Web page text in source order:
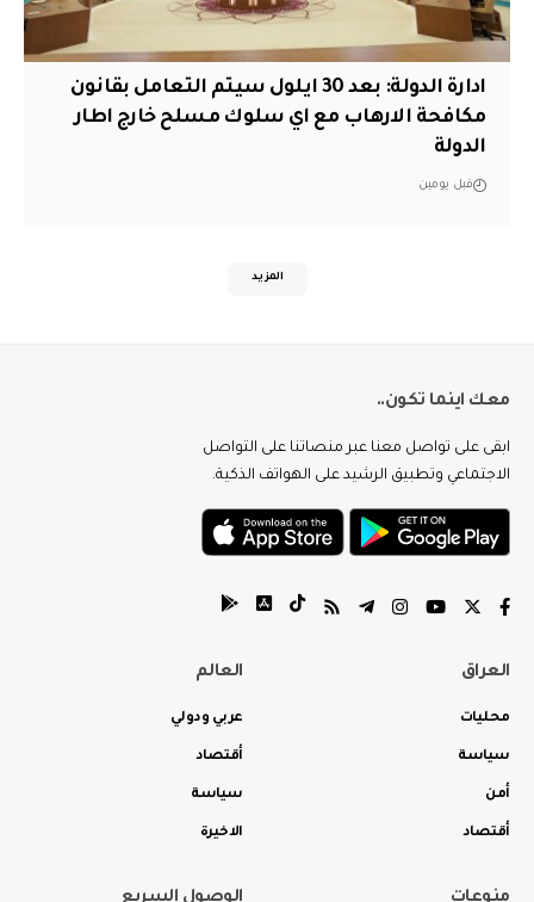
ادارة الدولة: بعد 30 ايلول سيتم التعامل بقانون
مكافحة الارهاب مع اي سلوك مسلح خارج اطار
الدولة
قبل يومين
المزيد
معك اينما تكون..
ابقى على تواصل معنا عبر منصاتنا على التواصل
الاجتماعي وتطبيق الرشيد على الهواتف الذكية.
العراق
محليات
سياسة
أمن
أقتصاد
العالم
عربي ودولي
أقتصاد
سياسة
الاخيرة